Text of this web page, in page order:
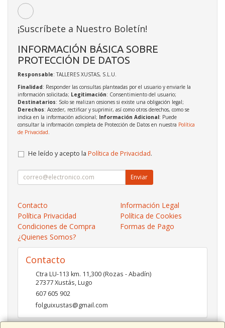
¡Suscríbete a Nuestro Boletín!
INFORMACIÓN BÁSICA SOBRE
PROTECCIÓN DE DATOS
Responsable: TALLERES XUSTAS, S.L.U.
Finalidad: Responder las consultas planteadas por el usuario y enviarle la
información solicitada; Legitimación: Consentimiento del usuario;
Destinatarios: Solo se realizan cesiones si existe una obligación legal;
Derechos: Acceder, rectificar y suprimir, así como otros derechos, como se
indica en la información adicional; Información Adicional: Puede
consultar la información completa de Protección de Datos en nuestra Política
de Privacidad.
He leído y acepto la Política de Privacidad.
Enviar
Contacto
Información Legal
Política Privacidad
Política de Cookies
Condiciones de Compra
Formas de Pago
¿Quienes Somos?
Contacto
Ctra LU-113 km. 11,300 (Rozas - Abadín)
27377Xustás,Lugo
607 605 902
folguixustas@gmail.com